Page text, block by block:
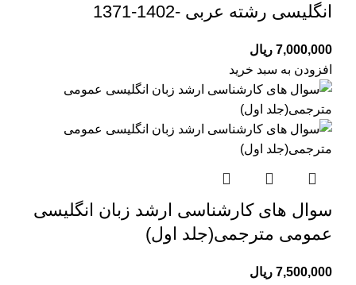
انگلیسی رشته عربی -1402-1371
7,000,000 ریال
افزودن به سبد خرید
سوال های کارشناسی ارشد زبان انگلیسی
عمومی مترجمی(جلد اول)
7,500,000 ریال